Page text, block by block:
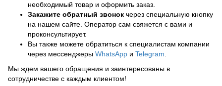
необходимый товар и оформить заказ.
Закажите обратный звонок через специальную кнопку
на нашем сайте. Оператор сам свяжется с вами и
проконсультирует.
Вы также можете обратиться к специалистам компании
через мессенджеры WhatsApp и Telegram
Мы ждем вашего обращения и заинтересованы в
сотрудничестве с каждым клиентом!